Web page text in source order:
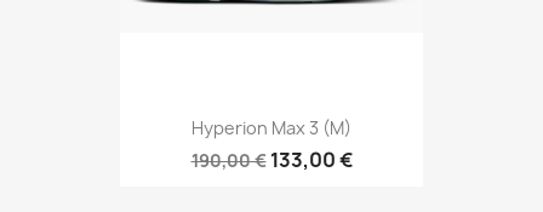
Hyperion Max 3 (M)
190,00 € 133,00 €